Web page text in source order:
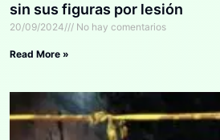
sin sus figuras por lesión
20/09/2024 No hay comentarios
Read More »